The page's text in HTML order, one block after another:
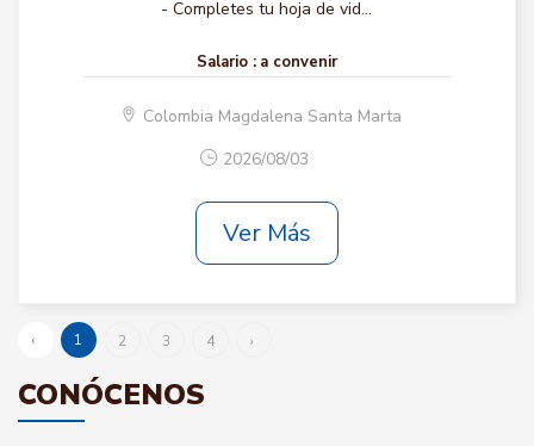
- Completes tu hoja de vid...
Salario : a convenir
Colombia Magdalena Santa Marta
2026/08/03
Ver Más
‹ 1 2 3 4 ›
CONÓCENOS